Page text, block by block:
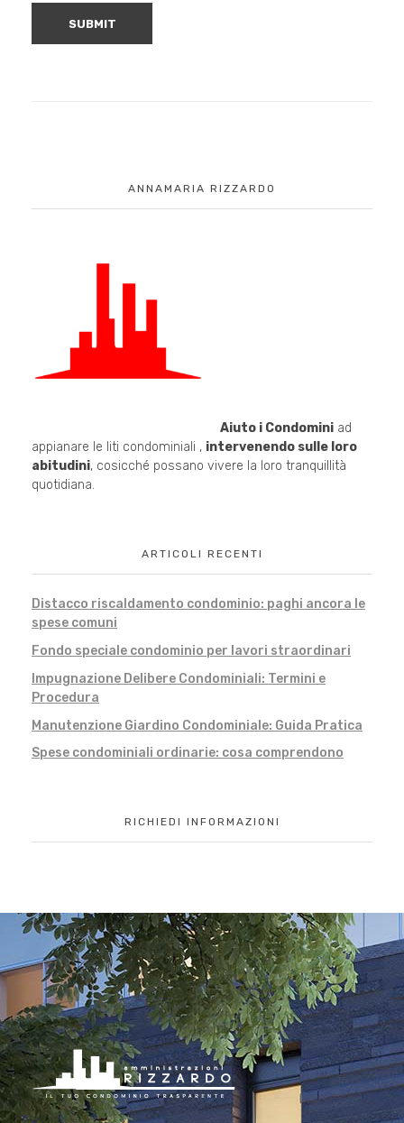
ANNAMARIA RIZZARDO
Aiuto i Condominiad
appianare le liti condominiali , intervenendo sulle loro
abitudini, cosicché possano vivere la loro tranquillità
quotidiana.
ARTICOLI RECENTI
Distacco riscaldamento condominio: paghi ancora le
spese comuni
Fondo speciale condominio per lavori straordinari
Impugnazione Delibere Condominiali: Termini e
Procedura
Manutenzione Giardino Condominiale: Guida Pratica
Spese condominiali ordinarie: cosa comprendono
RICHIEDI INFORMAZIONI
Amministrazioni Rizzardo
Il tuo condominio trasparente